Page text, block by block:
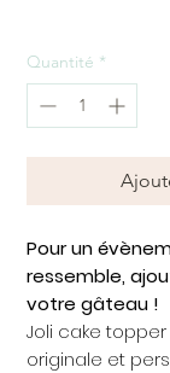
Quantité *
Pour un
ressemble,
votre gâteau !
Joli cake
originale et